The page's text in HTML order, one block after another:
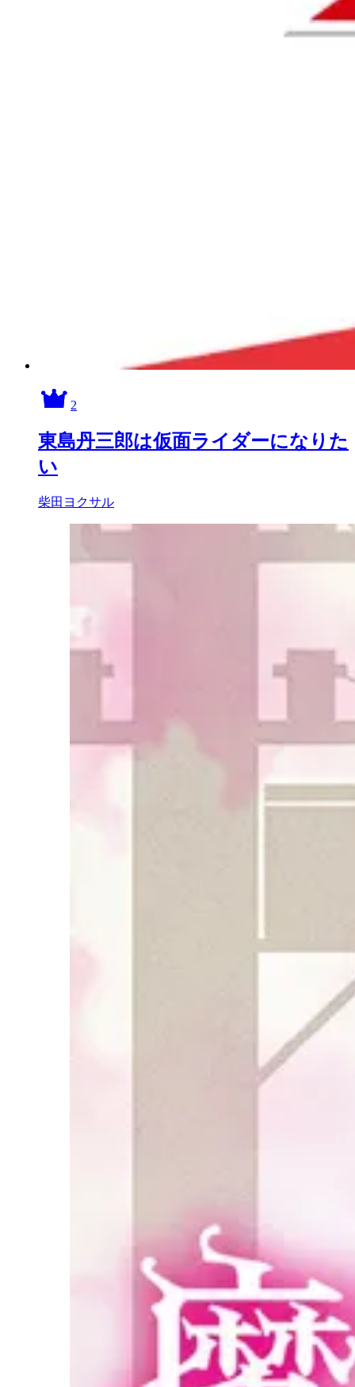
2
東島丹三郎は仮面ライダーになりた
い
柴田ヨクサル